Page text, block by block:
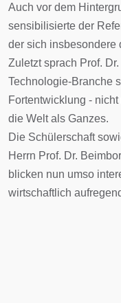
Auch vor dem
sensibilisierte der
der sich insbesondere
Zuletzt sprach Prof.
Technologie-Branche
Fortentwicklung -
die Welt als Ganzes.
Die Schülerschaft
Herrn Prof. Dr.
blicken nun umso
wirtschaftlich